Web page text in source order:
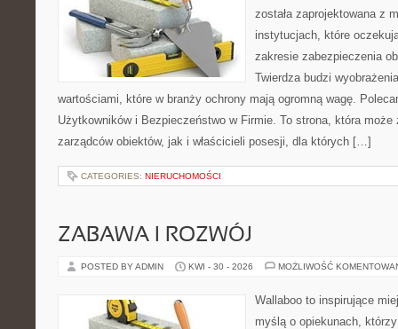
została zaprojektowana z
instytucjach, które
zakresie zabezpieczenia
Twierdza budzi
wartościami, które w branży ochrony mają ogromną wagę.
Użytkowników i Bezpieczeństwo w Firmie. To strona, która może
zarządców obiektów, jak i właścicieli posesji, dla których […]
CATEGORIES: NIERUCHOMOŚCI
ZABAWA I ROZWÓJ
POSTED BY ADMIN KWI - 30 - 2026 MOŻLIWOŚĆ
Wallaboo to inspirujące
myślą o opiekunach,